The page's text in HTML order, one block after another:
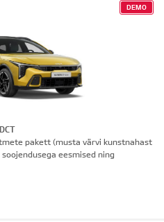
DEMO
pakett (musta värvi kunstnahast
eesmised ning